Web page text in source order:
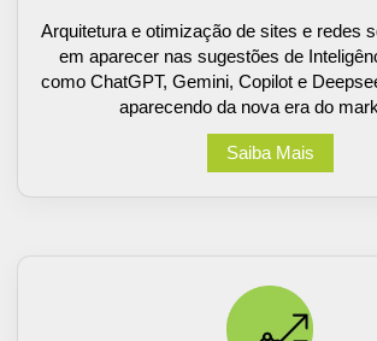
Arquitetura e otimização de sites e redes
em aparecer nas sugestões de
como ChatGPT, Gemini, Copilot e
aparecendo da nova era do
Saiba Mais